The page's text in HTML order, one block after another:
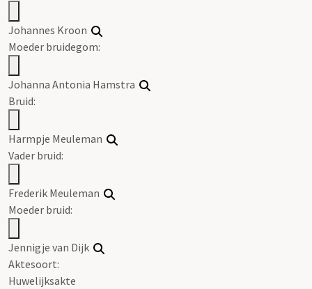
Johannes Kroon
Moeder bruidegom:
Johanna Antonia Hamstra
Bruid:
Harmpje Meuleman
Vader bruid:
Frederik Meuleman
Moeder bruid:
Jennigje van Dijk
Aktesoort:
Huwelijksakte